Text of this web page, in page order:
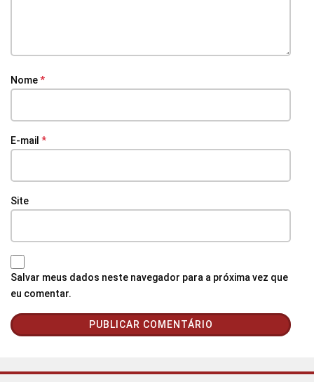
Nome*
E-mail *
Site
Salvar meus dados neste navegador para a próxima vez que
eu comentar.